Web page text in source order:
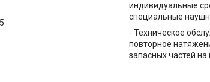
индивидуальные
специальные
- Техническое
повторное
запасных частей